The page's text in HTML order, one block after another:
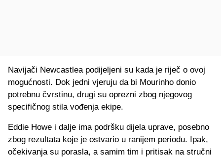
Navijači Newcastlea podijeljeni su kada je riječ o ovoj
mogućnosti. Dok jedni vjeruju da bi Mourinho donio
potrebnu čvrstinu, drugi su oprezni zbog njegovog
specifičnog stila vođenja ekipe.
Eddie Howe i dalje ima podršku dijela uprave, posebno
zbog rezultata koje je ostvario u ranijem periodu. Ipak,
očekivanja su porasla, a samim tim i pritisak na stručni